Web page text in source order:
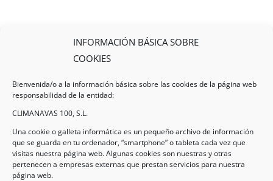
INFORMACIÓN BÁSICA SOBRE
COOKIES
Bienvenida/o a la información básica sobre las cookies de la página web
responsabilidad de la entidad:
CLIMANAVAS 100, S.L.
Una cookie o galleta informática es un pequeño archivo de información
que se guarda en tu ordenador, “smartphone” o tableta cada vez que
visitas nuestra página web. Algunas cookies son nuestras y otras
pertenecen a empresas externas que prestan servicios para nuestra
página web.
Legal